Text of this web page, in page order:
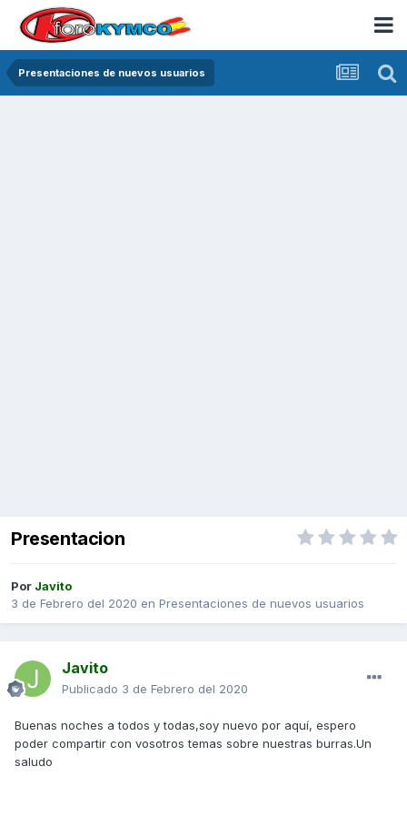
Presentaciones de nuevos usuarios
Presentacion
Por Javito
3 de Febrero del 2020 en Presentaciones de nuevos usuarios
Javito
Publicado 3 de Febrero del 2020
Buenas noches a todos y todas,soy nuevo por aquí, espero
poder compartir con vosotros temas sobre nuestras burras.Un
saludo